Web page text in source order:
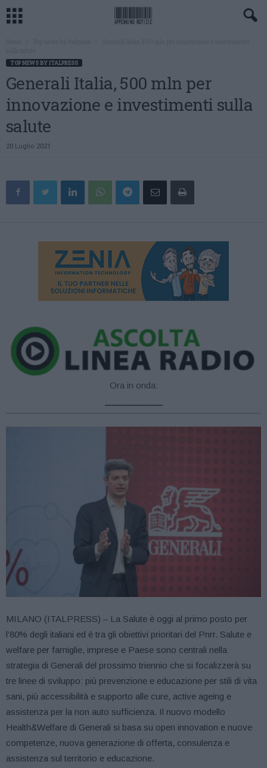
TOP NEWS BY ITALPRESS
Generali Italia, 500 mln per
innovazione e investimenti sulla
salute
20 Luglio 2021
Ora in onda:
MILANO (ITALPRESS) – La Salute è oggi al primo posto per
l’80% degli italiani ed è tra gli obiettivi prioritari del Pnrr. Salute e
welfare per famiglie, imprese e Paese sono centrali nella
strategia di Generali del prossimo triennio che si focalizzerà su
tre linee di sviluppo: più prevenzione e educazione per stili di vita
sani, più accessibilità e supporto alle cure, active ageing e
assistenza per la non auto sufficienza. Il nuovo modello
Health&Welfare di Generali si basa su open innovation e nuove
competenze, nuova generazione di offerta, consulenza e
assistenza sul territorio e educazione.